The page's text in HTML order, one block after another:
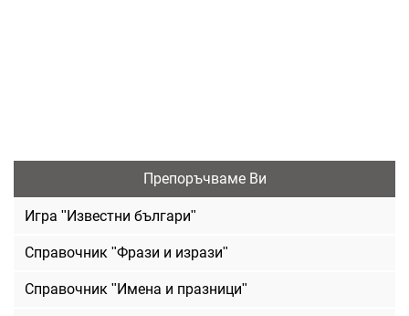
Препоръчваме Ви
Игра "Известни българи"
Справочник "Фрази и изрази"
Справочник "Имена и празници"